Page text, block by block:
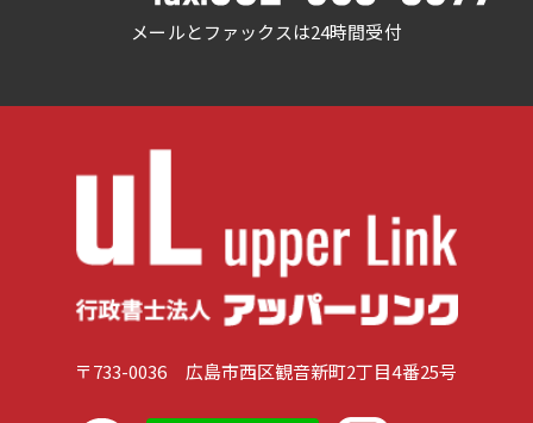
メールとファックスは24時間受付
〒733-0036 広島市西区観音新町2丁目4番25号